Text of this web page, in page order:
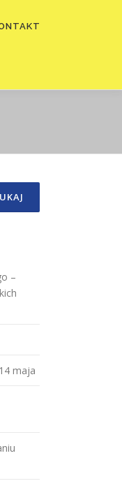
–
maja